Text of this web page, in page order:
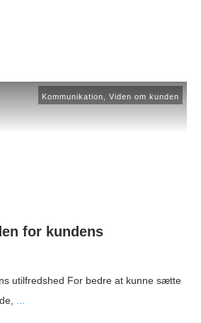
Kommunikation Viden om kunden
for kundens
utilfredshed For bedre at kunne sætte